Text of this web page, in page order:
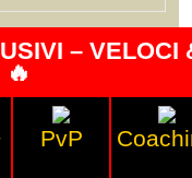
– VELOCI
PvP